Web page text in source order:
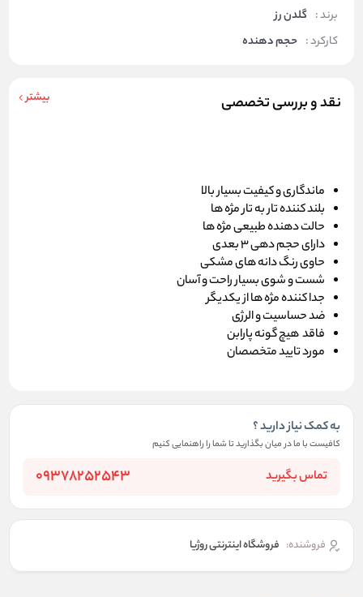
برند : گلدن رز
کارکرد : حجم دهنده
نقد و بررسی تخصصی بیشتر
ماندگاری و کیفیت بسیار بالا
بلند کننده تار به تار مژه ها
حالت دهنده طبیعی مژه ها
دارای حجم دهی 3 بعدی
حاوی رنگ دانه های مشکی
شست و شوی بسیار راحت و آسان
جدا کننده مژه ها از یکدیگر
ضد حساسیت و الرژی
فاقد هیچ گونه پارابن
مورد تایید متخصصان
به کمک نیاز دارید ؟
کافیست با ما در میان بگذارید تا شما را راهنمایی کنیم
تماس بگیرید 09378252543
فروشنده: فروشگاه اینترنتی روژیا